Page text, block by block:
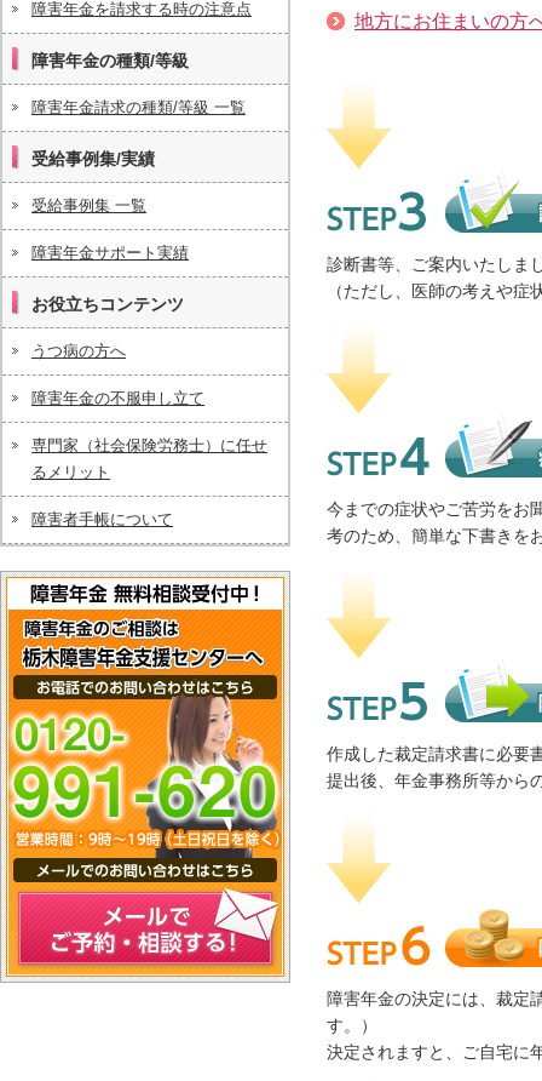
地方にお住まいの方
診断書等、ご案内いたしま
（ただし、医師の考えや
今までの症状やご苦労をお
考のため、簡単な下書きを
作成した裁定請求書に必要
提出後、年金事務所等から
障害年金の決定には、裁定
す。）
決定されますと、ご自宅に
障害年金を請求する時の注意点
障害年金の種類/等級
障害年金請求の種類/等級 一覧
受給事例集/実績
受給事例集 一覧
障害年金サポート実績
お役立ちコンテンツ
うつ病の方へ
障害年金の不服申し立て
専門家（社会保険労務士）に任せ
るメリット
障害者手帳について